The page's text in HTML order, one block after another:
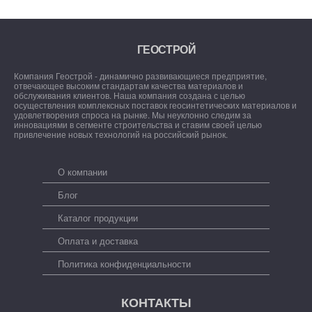
ГЕОСТРОЙ
Компания Геострой - динамично развивающиеся предприятие,
отвечающее высоким стандартам качества материалов и
обслуживания клиентов. Наша компания создана с целью
осуществления комплексных поставок геосинтетических материалов и
удовлетворения спроса на рынке. Мы неуклонно следим за
инновациями в сегменте строительства и ставим своей целью
привлечение новых технологий на российский рынок.
О компании
Блог
Каталог продукции
Оплата и доставка
Политика конфиденциальности
КОНТАКТЫ